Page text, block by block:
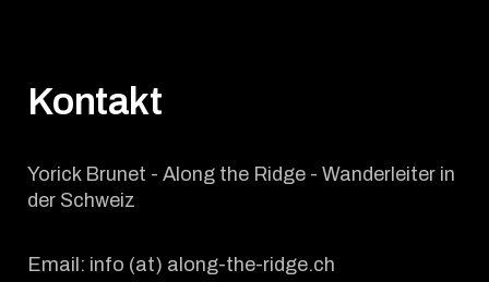
Kontakt
Yorick Brunet - Along the Ridge - Wanderleiter in
der Schweiz
Email: info (at) along-the-ridge.ch